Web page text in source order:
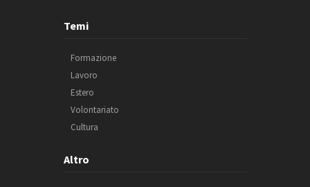
Temi
Formazione
Lavoro
Estero
Volontariato
Cultura
Altro